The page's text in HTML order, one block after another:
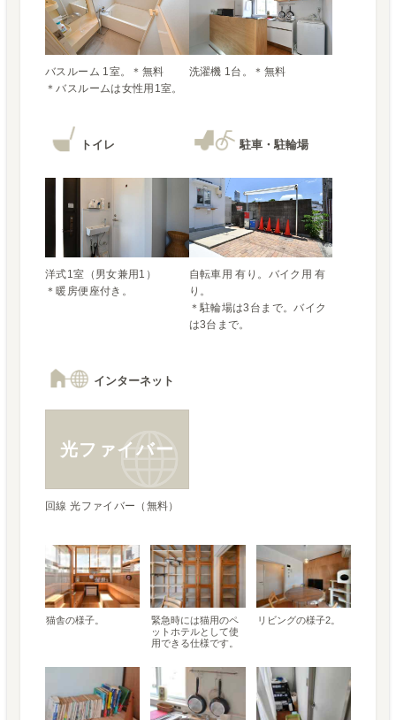
バスルーム 1室。＊無料
＊バスルームは女性用1室。
トイレ
洋式1室（男女兼用1）
＊暖房便座付き。
駐車・駐輪場
自転車用 有り。バイク用 有
り。
＊駐輪場は3台まで。バイク
は3台まで。
インターネット
光ファイバー
回線 光ファイバー（無料）
猫舎の様子。
緊急時には猫用のペ
ットホテルとして使
用できる仕様です。
リビングの様子2。